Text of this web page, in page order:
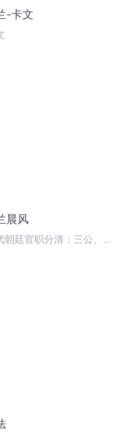
-卡文
晨风
朝廷官职分清：三公、九